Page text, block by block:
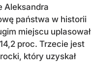
Aleksandra
państwa w historii
miejscu uplasował
proc. Trzecie jest
który uzyskał